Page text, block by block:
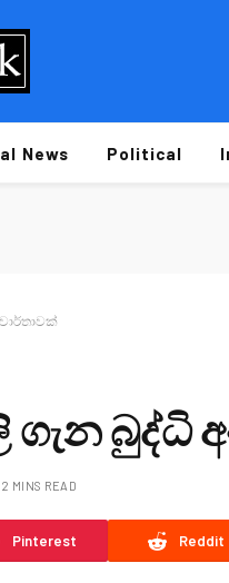
News Political
බුද්ධි
2 MINS READ
Pinterest Reddit